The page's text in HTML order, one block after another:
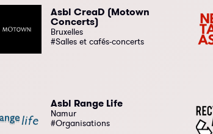
Asbl CreaD (Motown
Concerts)
Bruxelles
#Salles et cafés-concerts
Asbl Range Life
Namur
#Organisations